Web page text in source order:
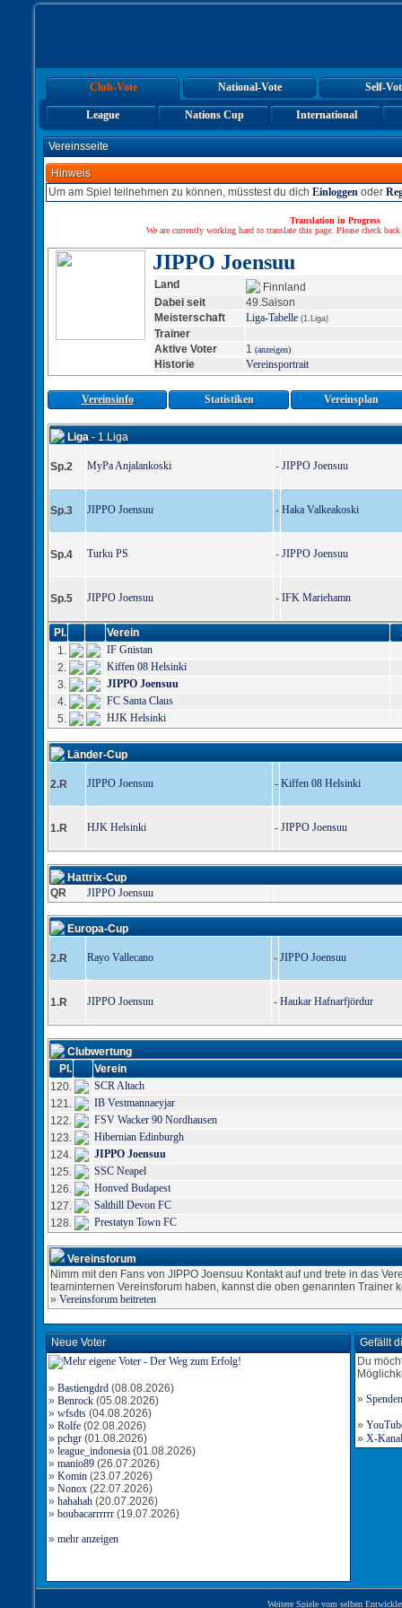
Club-Vote National-Vote Self-
League Nations Cup International
Vereinsseite
Hinweis
Um am Spiel teilnehmen zu können, müsstest du dich Einloggen oder
Translation in Progress
We are currently working hard to translate this page. Please check
JIPPO Joensuu
Land
Finnland
Dabei seit
49.Saison
Meisterschaft
Liga-Tabelle (1.Liga)
Trainer
Aktive Voter
1 (anzeigen)
Historie Vereinsportrait
Vereinsinfo Statistiken Vereinsplan
Liga- 1.Liga
Sp.2 MyPa Anjalankoski - JIPPO Joensuu
Sp.3 JIPPO Joensuu - Haka Valkeakoski
Sp.4 Turku PS - JIPPO Joensuu
Sp.5 JIPPO Joensuu - IFK Mariehamn
Pl. Verein
1.
IF Gnistan
2.
Kiffen 08 Helsinki
3.
JIPPO Joensuu
4.
FC Santa Claus
5.
HJK Helsinki
Länder-Cup
2.R JIPPO Joensuu - Kiffen 08 Helsinki
1.R HJK Helsinki - JIPPO Joensuu
Hattrix-Cup
QR
JIPPO Joensuu
Europa-Cup
2.R Rayo Vallecano - JIPPO Joensuu
1.R JIPPO Joensuu - Haukar Hafnarfjördur
Clubwertung
Pl.
Verein
120.
SCR Altach
121.
IB Vestmannaeyjar
122.
FSV Wacker 90 Nordhausen
123.
Hibernian Edinburgh
124.
JIPPO Joensuu
125.
SSC Neapel
126.
Honved Budapest
127.
Salthill Devon FC
128.
Prestatyn Town FC
Vereinsforum
Nimm mit den Fans von JIPPO Joensuu Kontakt auf und trete in das
teaminternen Vereinsforum haben, kannst die oben genannten Trainer
» Vereinsforum beitreten
Neue Voter
» Bastiengdrd (08.08.2026)
» Benrock (05.08.2026)
» wfsdts (04.08.2026)
» Rolfe (02.08.2026)
» pchgr (01.08.2026)
» league_indonesia (01.08.2026)
» manio89 (26.07.2026)
» Komin (23.07.2026)
» Nonox (22.07.2026)
» hahahah (20.07.2026)
» boubacarrrrrr (19.07.2026)
» mehr anzeigen
Gefällt
Du
» Spenden
»
» X-
Weitere Spiele vom selben